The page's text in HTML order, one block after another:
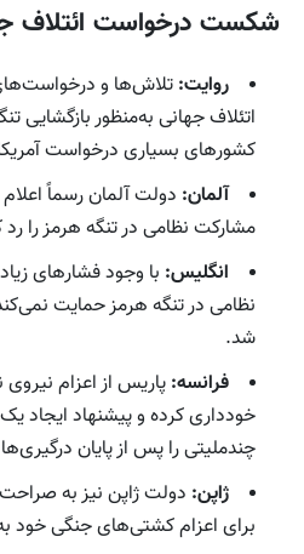
شکست درخواست ائتلاف
روایت: تلاش‌ها و
اتئلاف جهانی به‌منظور
کشورهای بسیاری درخواست آمریکا
آلمان: دولت آلمان رسماً
مشارکت نظامی در تنگه هرمز را رد
انگلیس: با وجود فشارهای
نظامی در تنگه هرمز حمایت
شد.
فرانسه: پاریس از اعزام
خودداری کرده و پیشنهاد ایجاد
چندملیتی را پس از پایان
ژاپن: دولت ژاپن نیز به
برای اعزام کشتی‌های جنگی خود